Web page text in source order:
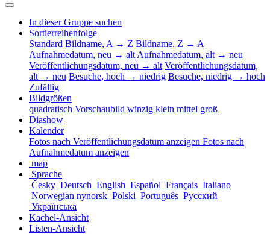
In dieser Gruppe suchen
Sortierreihenfolge
Standard Bildname, A → Z Bildname, Z → A
Aufnahmedatum, neu → alt Aufnahmedatum, alt → neu
Veröffentlichungsdatum, neu → alt Veröffentlichungsdatum,
alt → neu Besuche, hoch → niedrig Besuche, niedrig → hoch
Zufällig
Bildgrößen
quadratisch Vorschaubild winzig klein mittel groß
Diashow
Kalender
Fotos nach Veröffentlichungsdatum anzeigen Fotos nach
Aufnahmedatum anzeigen
map
Sprache
Česky Deutsch English Español Français Italiano
Norwegian nynorsk Polski Português Русский
Українська
Kachel-Ansicht
Listen-Ansicht